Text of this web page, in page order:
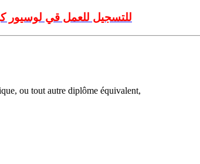
للتسجيل للعمل قي لوسيور
ou tout autre diplôme équivalent,